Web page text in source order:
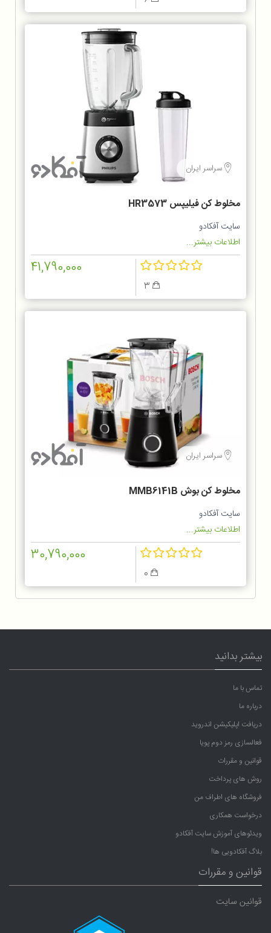
سراسر ایران
مخلوط کن فيليپس HR3573
سایت آفکادو
اطلاعات بیشتر...
41,790,000
سراسر ایران
مخلوط کن بوش MMB6141B
سایت آفکادو
اطلاعات بیشتر...
30,790,000
بیشتر بدانید
تماس با ما
درباره ما
دریافت اپلیکیشن اندروید
فعالسازی رمز دوم پویا
قوانین و مقررات
روش های پرداخت
فروشگاه های اطراف من
درخواست همکاری
ویدئوهای آموزش سایت آفکادو
بلاگ آفکادویی ها!
قوانین و مقررات
قوانین سایت